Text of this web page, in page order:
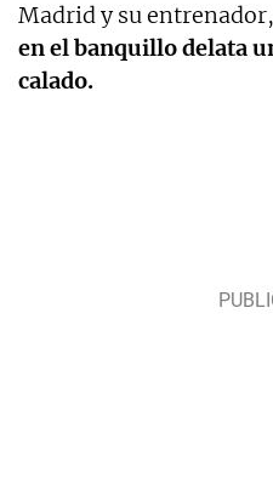
Madrid y su entrenador,
en el banquillo delata
calado.